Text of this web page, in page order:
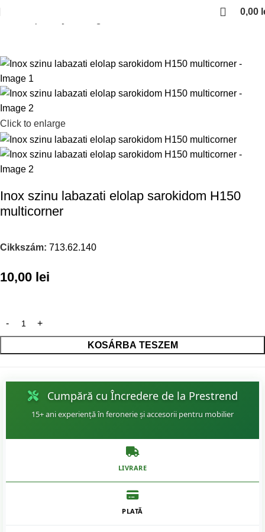
0,00
Click to enlarge
Inox szinu labazati elolap sarokidom H150
multicorner
Cikkszám: 713.62.140
10,00 lei
KOSÁRBA TESZEM
Cumpără cu Încredere de la Prestrend
15+ ani experiență în feronerie și accesorii pentru mobilier
LIVRARE
PLATĂ